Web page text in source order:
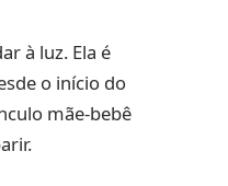
à luz. Ela é
o início do
mãe-bebê